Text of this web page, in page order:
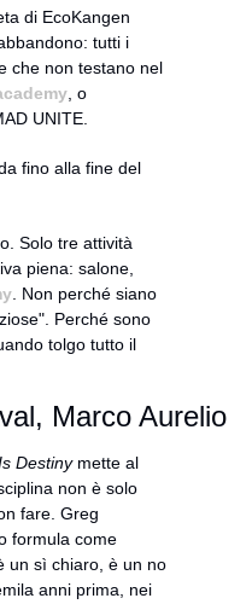
di EcoKangen
tutti i
che non testano nel
, o
UNITE.
fino alla fine del
Solo tre attività
piena: salone,
. Non perché siano
Perché sono
tolgo tutto il
Marco Aurelio
Destiny mette al
non è solo
fare. Greg
formula come
un sì chiaro, è un no